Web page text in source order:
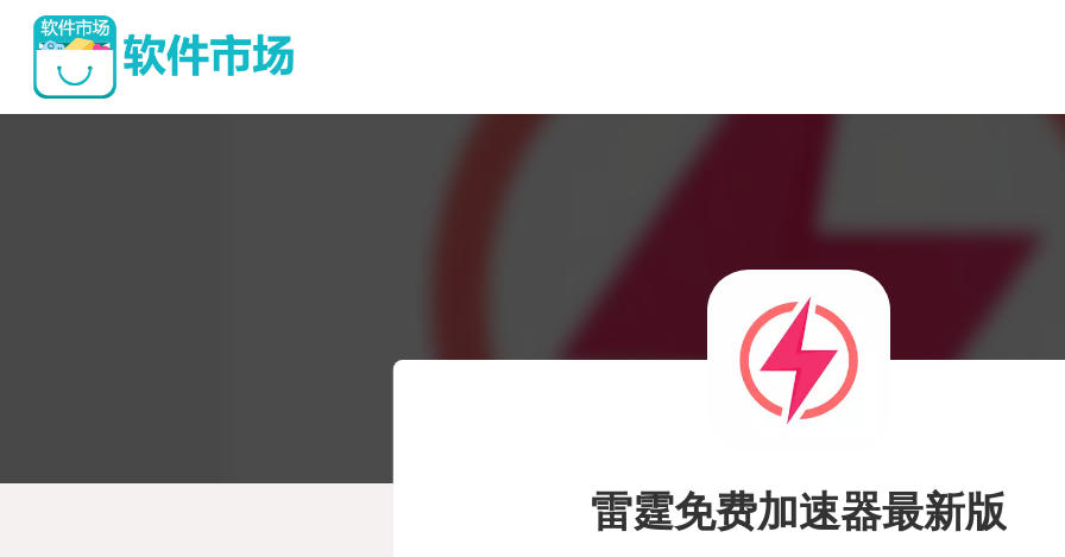
雷霆免费加速器最新版